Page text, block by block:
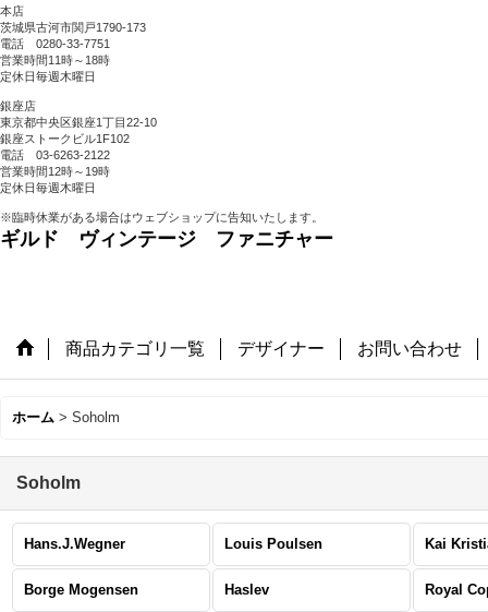
本店
茨城県古河市関戸1790-173
電話 0280-33-7751
営業時間11時～18時
定休日毎週木曜日
銀座店
東京都中央区銀座1丁目22-10
銀座ストークビル1F102
電話 03-6263-2122
営業時間12時～19時
定休日毎週木曜日
※臨時休業がある場合はウェブショップに告知いたします。
ギルド ヴィンテージ ファニチャー
商品カテゴリ一覧 デザイナー お問い合わせ
ホーム > Soholm
Soholm
Hans.J.Wegner Louis Poulsen Kai
Borge Mogensen Haslev Royal